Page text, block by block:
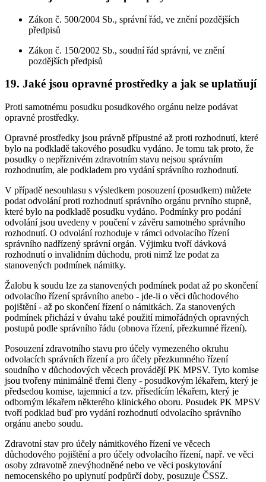
Zákon č. 500/2004 Sb., správní řád, ve znění pozdějších
předpisů
Zákon č. 150/2002 Sb., soudní řád správní, ve znění
pozdějších předpisů
19. Jaké jsou opravné prostředky a jak se uplatňují
Proti samotnému posudku posudkového orgánu nelze podávat
opravné prostředky.
Opravné prostředky jsou právně přípustné až proti rozhodnutí, které
bylo na podkladě takového posudku vydáno. Je tomu tak proto, že
posudky o nepříznivém zdravotním stavu nejsou správním
rozhodnutím, ale podkladem pro vydání správního rozhodnutí.
V případě nesouhlasu s výsledkem posouzení (posudkem) můžete
podat odvolání proti rozhodnutí správního orgánu prvního stupně,
které bylo na podkladě posudku vydáno. Podmínky pro podání
odvolání jsou uvedeny v poučení v závěru samotného správního
rozhodnutí. O odvolání rozhoduje v rámci odvolacího řízení
správního nadřízený správní orgán. Výjimku tvoří dávková
rozhodnutí o invalidním důchodu, proti nimž lze podat za
stanovených podmínek námitky.
Žalobu k soudu lze za stanovených podmínek podat až po skončení
odvolacího řízení správního anebo - jde-li o věci důchodového
pojištění - až po skončení řízení o námitkách. Za stanovených
podmínek přichází v úvahu také použití mimořádných opravných
postupů podle správního řádu (obnova řízení, přezkumné řízení).
Posouzení zdravotního stavu pro účely vymezeného okruhu
odvolacích správních řízení a pro účely přezkumného řízení
soudního v důchodových věcech provádějí PK MPSV. Tyto komise
jsou tvořeny minimálně třemi členy - posudkovým lékařem, který je
předsedou komise, tajemnicí a tzv. přísedícím lékařem, který je
odborným lékařem některého klinického oboru. Posudek PK MPSV
tvoří podklad buď pro vydání rozhodnutí odvolacího správního
orgánu anebo soudu.
Zdravotní stav pro účely námitkového řízení ve věcech
důchodového pojištění a pro účely odvolacího řízení, např. ve věci
osoby zdravotně znevýhodněné nebo ve věci poskytování
nemocenského po uplynutí podpůrčí doby, posuzuje ČSSZ.